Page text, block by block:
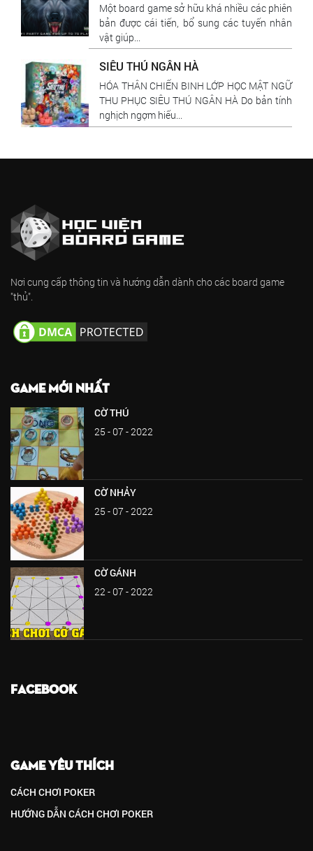
Một board game sở hữu khá nhiều các phiên
bản được cái tiến, bổ sung các tuyến nhân
vật giúp...
SIÊU THÚ NGÂN HÀ
HÓA THÂN CHIẾN BINH LỚP HỌC MẬT NGỮ
THU PHỤC SIÊU THÚ NGÂN HÀ Do bản tính
nghịch ngợm hiếu...
Nơi cung cấp thông tin và hướng dẫn dành cho các board game
"thủ".
GAME MỚI NHẤT
CỜ THÚ
25 - 07 - 2022
CỜ NHẢY
25 - 07 - 2022
CỜ GÁNH
22 - 07 - 2022
FACEBOOK
GAME YÊU THÍCH
CÁCH CHƠI POKER
HƯỚNG DẪN CÁCH CHƠI POKER